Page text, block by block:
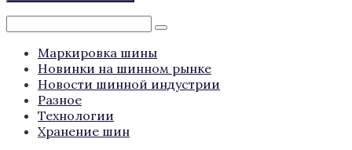
Поиск:
Маркировка шины
Новинки на шинном рынке
Новости шинной индустрии
Разное
Технологии
Хранение шин